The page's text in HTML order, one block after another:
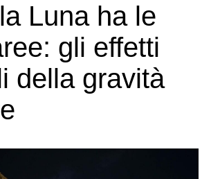
Luna ha le
gli effetti
della gravità